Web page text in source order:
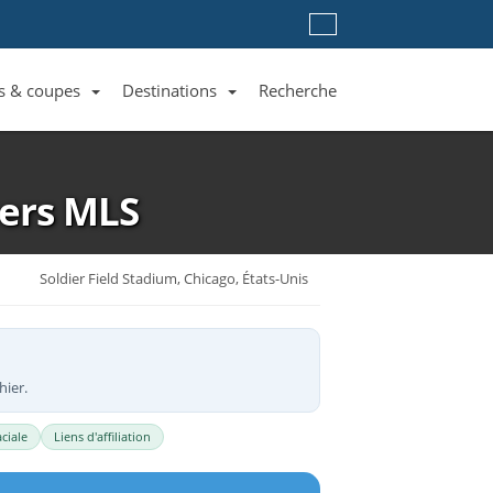
& coupes Destinations Recherche
MLS
Soldier Field Stadium, Chicago, États-Unis
Liens d'affiliation